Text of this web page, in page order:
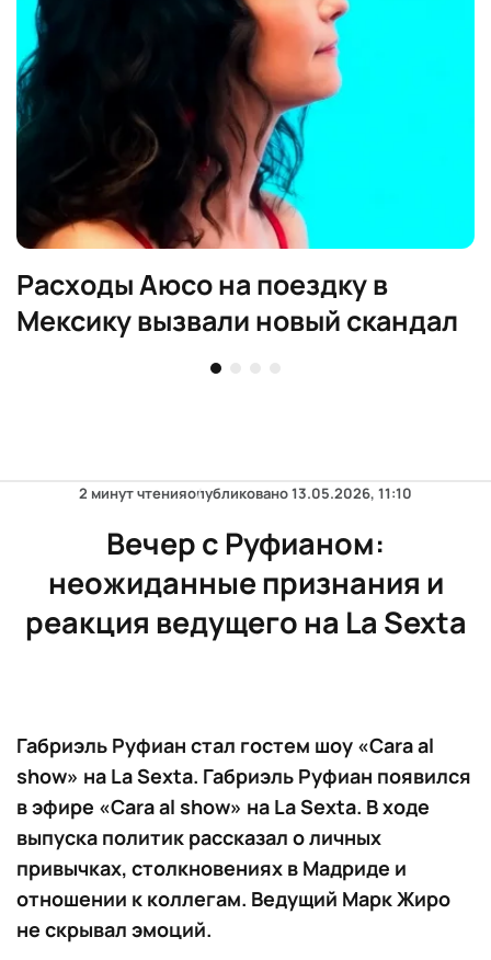
Расходы Аюсо на поездку в
Мексику вызвали новый скандал
2 минут чтенияопубликовано13.05.2026, 11:10
Вечер с Руфианом:
неожиданные признания и
реакция ведущего на La Sexta
Габриэль Руфиан стал гостем шоу «Cara al
show» на La Sexta. Габриэль Руфиан появился
в эфире «Cara al show» на La Sexta. В ходе
выпуска политик рассказал о личных
привычках, столкновениях в Мадриде и
отношении к коллегам. Ведущий Марк Жиро
не скрывал эмоций.